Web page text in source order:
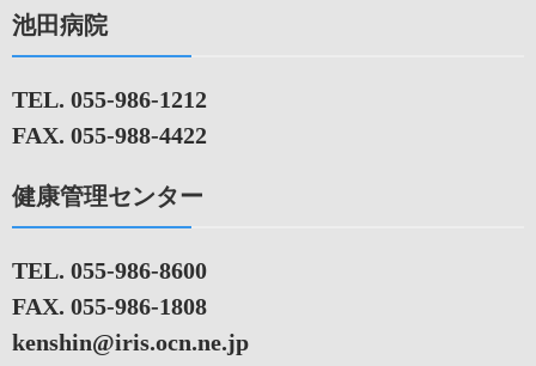
池田病院
TEL. 055-986-1212
FAX. 055-988-4422
健康管理センター
TEL. 055-986-8600
FAX. 055-986-1808
kenshin@iris.ocn.ne.jp